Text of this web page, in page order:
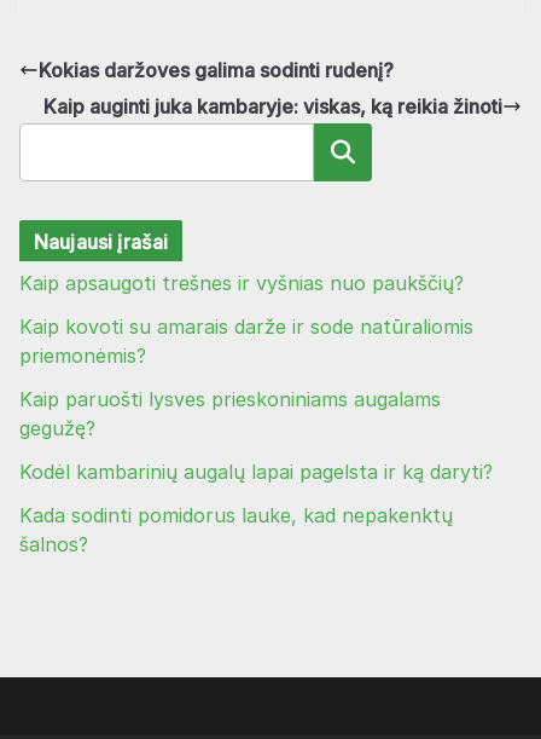
Kokias daržoves galima sodinti rudenį?
Kaip auginti juka kambaryje: viskas, ką reikia žinoti
Paieška
Naujausi įrašai
Kaip apsaugoti trešnes ir vyšnias nuo paukščių?
Kaip kovoti su amarais darže ir sode natūraliomis
priemonėmis?
Kaip paruošti lysves prieskoniniams augalams
gegužę?
Kodėl kambarinių augalų lapai pagelsta ir ką daryti?
Kada sodinti pomidorus lauke, kad nepakenktų
šalnos?